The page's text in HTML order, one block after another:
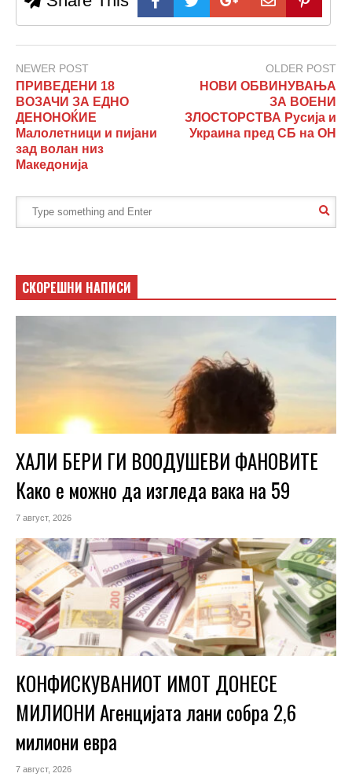
NEWER POST
ПРИВЕДЕНИ 18
ВОЗАЧИ ЗА ЕДНО
ДЕНОНОЌИЕ
Малолетници и пијани
зад волан низ
Македонија
OLDER POST
НОВИ ОБВИНУВАЊА
ЗА ВОЕНИ
ЗЛОСТОРСТВА Русија и
Украина пред СБ на ОН
СКОРЕШНИ НАПИСИ
ХАЛИ БЕРИ ГИ ВООДУШЕВИ ФАНОВИТЕ
Како е можно да изгледа вака на 59
7 август, 2026
КОНФИСКУВАНИОТ ИМОТ ДОНЕСЕ
МИЛИОНИ Агенцијата лани собра 2,6
милиони евра
7 август, 2026